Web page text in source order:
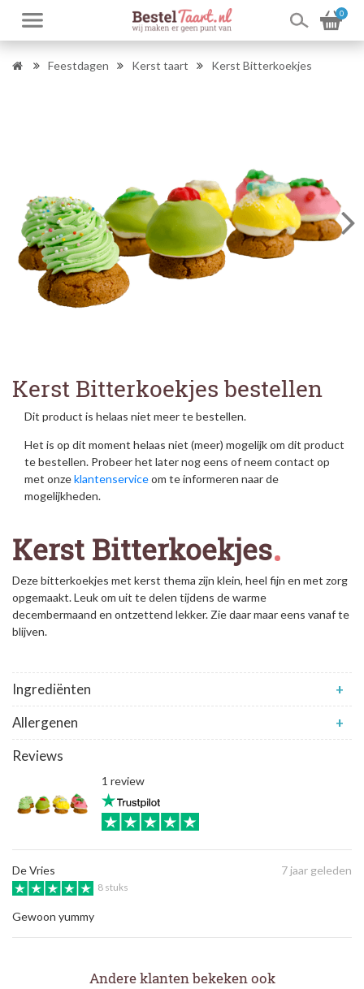
0
Feestdagen Kerst taart Kerst Bitterkoekjes
Kerst Bitterkoekjes bestellen
Dit product is helaas niet meer te bestellen.
Het is op dit moment helaas niet (meer) mogelijk om dit product
te bestellen. Probeer het later nog eens of neem contact op
met onzeklantenserviceom te informeren naar de
mogelijkheden.
Kerst Bitterkoekjes
Deze bitterkoekjes met kerst thema zijn klein, heel fijn en met zorg
opgemaakt. Leuk om uit te delen tijdens de warme
decembermaand en ontzettend lekker. Zie daar maar eens vanaf te
blijven.
Ingrediënten
+
Allergenen
+
Reviews
1 review
De Vries 7 jaar geleden
8 stuks
Gewoon yummy
Andere klanten bekeken ook